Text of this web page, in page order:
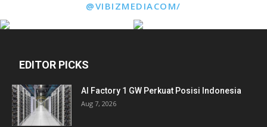
@VIBIZMEDIACOM/
EDITOR PICKS
AI Factory 1 GW Perkuat Posisi Indonesia
Aug 7, 2026